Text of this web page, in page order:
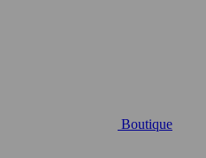
Boutique